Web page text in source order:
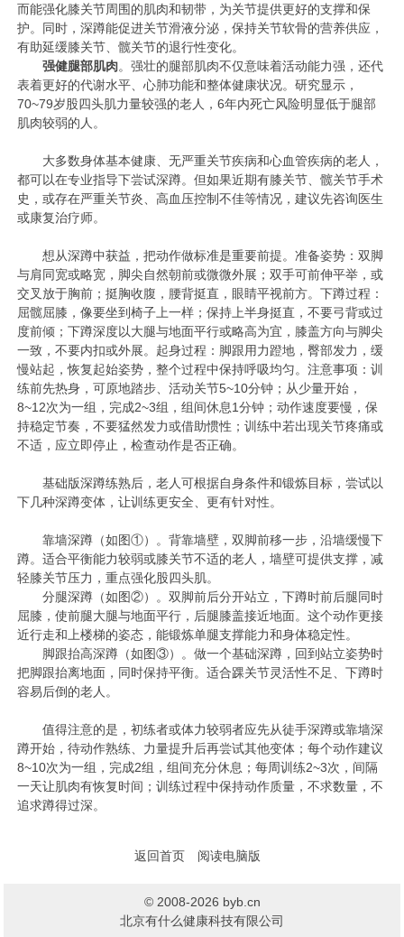
而能强化膝关节周围的肌肉和韧带，为关节提供更好的支撑和保
护。同时，深蹲能促进关节滑液分泌，保持关节软骨的营养供应，
有助延缓膝关节、髋关节的退行性变化。
强健腿部肌肉。强壮的腿部肌肉不仅意味着活动能力强，还代
表着更好的代谢水平、心肺功能和整体健康状况。研究显示，
70~79岁股四头肌力量较强的老人，6年内死亡风险明显低于腿部
肌肉较弱的人。
大多数身体基本健康、无严重关节疾病和心血管疾病的老人，
都可以在专业指导下尝试深蹲。但如果近期有膝关节、髋关节手术
史，或存在严重关节炎、高血压控制不佳等情况，建议先咨询医生
或康复治疗师。
想从深蹲中获益，把动作做标准是重要前提。准备姿势：双脚
与肩同宽或略宽，脚尖自然朝前或微微外展；双手可前伸平举，或
交叉放于胸前；挺胸收腹，腰背挺直，眼睛平视前方。下蹲过程：
屈髋屈膝，像要坐到椅子上一样；保持上半身挺直，不要弓背或过
度前倾；下蹲深度以大腿与地面平行或略高为宜，膝盖方向与脚尖
一致，不要内扣或外展。起身过程：脚跟用力蹬地，臀部发力，缓
慢站起，恢复起始姿势，整个过程中保持呼吸均匀。注意事项：训
练前先热身，可原地踏步、活动关节5~10分钟；从少量开始，
8~12次为一组，完成2~3组，组间休息1分钟；动作速度要慢，保
持稳定节奏，不要猛然发力或借助惯性；训练中若出现关节疼痛或
不适，应立即停止，检查动作是否正确。
基础版深蹲练熟后，老人可根据自身条件和锻炼目标，尝试以
下几种深蹲变体，让训练更安全、更有针对性。
靠墙深蹲（如图①）。背靠墙壁，双脚前移一步，沿墙缓慢下
蹲。适合平衡能力较弱或膝关节不适的老人，墙壁可提供支撑，减
轻膝关节压力，重点强化股四头肌。
分腿深蹲（如图②）。双脚前后分开站立，下蹲时前后腿同时
屈膝，使前腿大腿与地面平行，后腿膝盖接近地面。这个动作更接
近行走和上楼梯的姿态，能锻炼单腿支撑能力和身体稳定性。
脚跟抬高深蹲（如图③）。做一个基础深蹲，回到站立姿势时
把脚跟抬离地面，同时保持平衡。适合踝关节灵活性不足、下蹲时
容易后倒的老人。
值得注意的是，初练者或体力较弱者应先从徒手深蹲或靠墙深
蹲开始，待动作熟练、力量提升后再尝试其他变体；每个动作建议
8~10次为一组，完成2组，组间充分休息；每周训练2~3次，间隔
一天让肌肉有恢复时间；训练过程中保持动作质量，不求数量，不
追求蹲得过深。
返回首页 阅读电脑版
© 2008-2026 byb.cn
北京有什么健康科技有限公司